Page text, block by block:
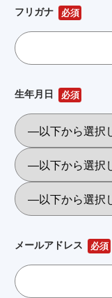
フリガナ 必須
生年月日 必須
メールアドレス 必須